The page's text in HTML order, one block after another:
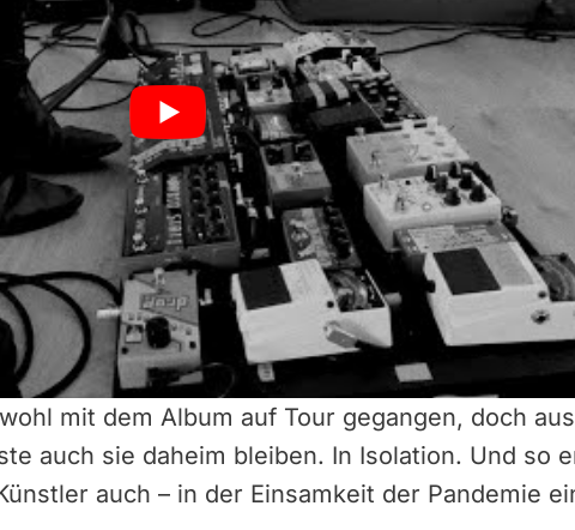
mit dem Album auf Tour gegangen, doch aus
auch sie daheim bleiben. In Isolation. Und so
auch – in der Einsamkeit der Pandemie